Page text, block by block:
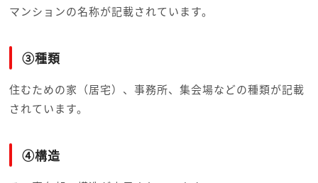
マンションの名称が記載されています。
③種類
住むための家（居宅）、事務所、集会場などの種類が記載
されています。
④構造